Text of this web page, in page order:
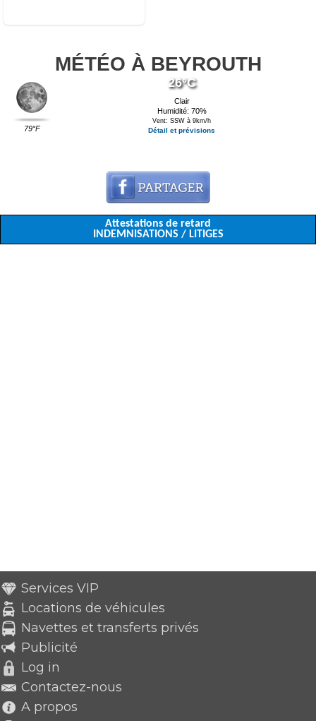
MÉTÉO À BEYROUTH
79°F
26°C
Clair
Humidité: 70%
Vent: SSW à 9km/h
Détail et prévisions
Attestations de retard
INDEMNISATIONS / LITIGES
Services VIP
Locations de véhicules
Navettes et transferts privés
Publicité
Log in
Contactez-nous
A propos